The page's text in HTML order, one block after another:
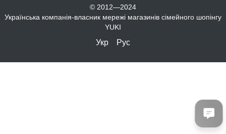
© 2012—2024
Українська компанія-власник мережі магазинів сімейного шопінгу
YUKI
Укр Рус